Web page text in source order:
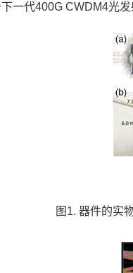
一代400G CWDM4光
图1. 器件的实